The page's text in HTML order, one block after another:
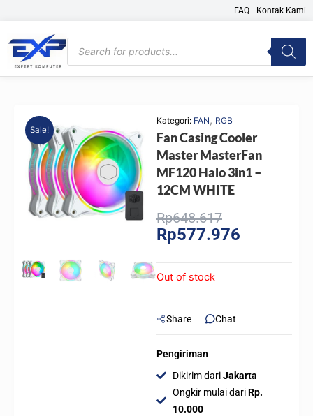
content
FAQ Kontak Kami
Products
search
Sale!
Kategori: FAN, RGB
Fan Casing Cooler
Master MasterFan
MF120 Halo 3in1 –
12CM WHITE
Rp648.617Original
price
Rp577.976
Out of stock
Share Chat
Pengiriman
Dikirim dariJakarta
Ongkir mulai dariRp.
10.000